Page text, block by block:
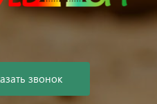
звонок